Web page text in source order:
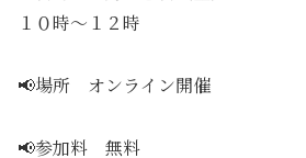
１０時～１２時
📢場所 オンライン開催
📢参加料 無料